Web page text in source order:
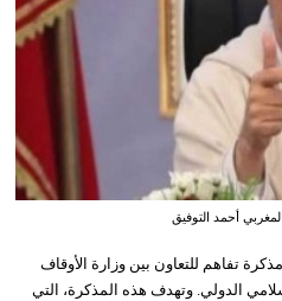
أحمد التوفيق
تفاهم للتعاون بين وزارة الأوقاف
الدولي. وتهدف هذه المذكرة، التي